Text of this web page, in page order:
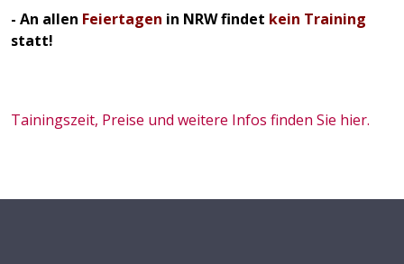
- An allen Feiertagen in NRW findet kein Training
statt!
Tainingszeit, Preise und weitere Infos finden Sie hier.